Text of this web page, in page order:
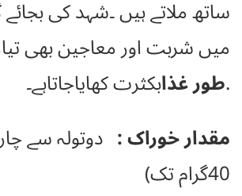
ساتھ ملاتے ہیں ۔شہد کی
میں شربت اور معاجین بھی
.طور غذابکثرت کھایاجاتاہے۔
مقدار خوراک :
40گرام تک)